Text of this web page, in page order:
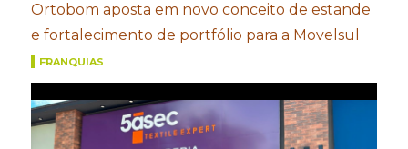
Ortobom aposta em novo conceito de estande
e fortalecimento de portfólio para a Movelsul
FRANQUIAS